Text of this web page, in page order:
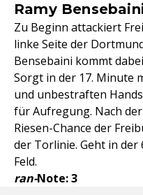
Ramy
Zu Beginn attackiert
linke Seite der
Bensebaini kommt
Sorgt in der 17. Minute
und unbestraften
für Aufregung. Nach
Riesen-Chance der
der Torlinie. Geht in der
Feld.
ran-Note:3